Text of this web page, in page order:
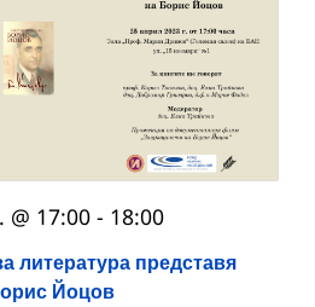
литература представя
Йоцов
@ 17:00 - 18:00